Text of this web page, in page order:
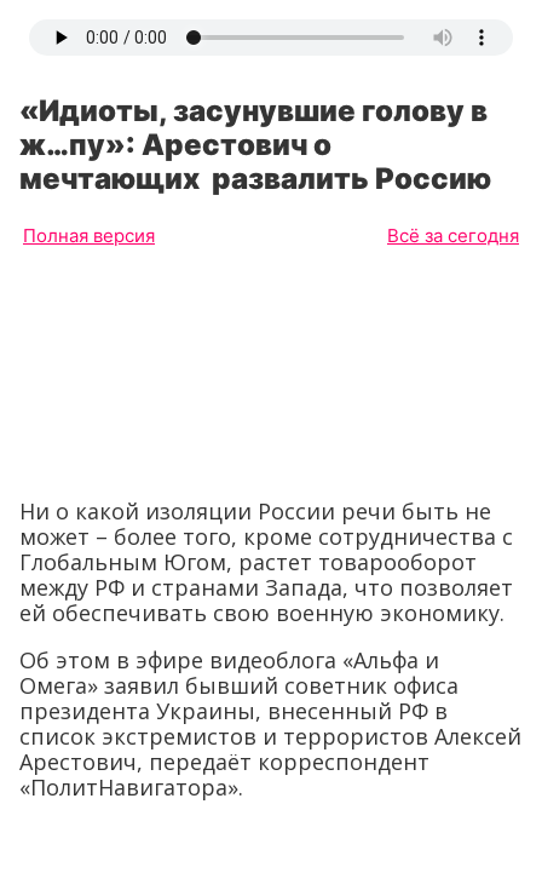
«Идиоты, засунувшие голову в
ж…пу»: Арестович о
мечтающих развалить Россию
Полная версия Всё за сегодня
Ни о какой изоляции России речи быть не
может – более того, кроме сотрудничества с
Глобальным Югом, растет товарооборот
между РФ и странами Запада, что позволяет
ей обеспечивать свою военную экономику.
Об этом в эфире видеоблога «Альфа и
Омега» заявил бывший советник офиса
президента Украины, внесенный РФ в
список экстремистов и террористов Алексей
Арестович, передаёт корреспондент
«ПолитНавигатора».